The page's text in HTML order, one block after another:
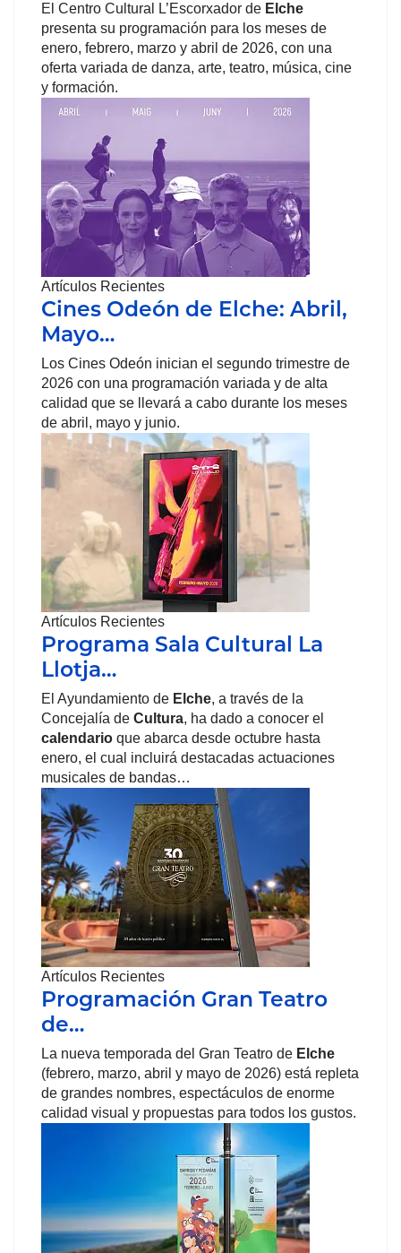
El Centro Cultural L’Escorxador de Elche
presenta su programación para los meses de
enero, febrero, marzo y abril de 2026, con una
oferta variada de danza, arte, teatro, música, cine
y formación.
Artículos Recientes
Cines Odeón de Elche: Abril,
Mayo…
Los Cines Odeón inician el segundo trimestre de
2026 con una programación variada y de alta
calidad que se llevará a cabo durante los meses
de abril, mayo y junio.
Artículos Recientes
Programa Sala Cultural La
Llotja…
El Ayundamiento de Elche, a través de la
Concejalía de Cultura, ha dado a conocer el
calendario que abarca desde octubre hasta
enero, el cual incluirá destacadas actuaciones
musicales de bandas…
Artículos Recientes
Programación Gran Teatro
de…
La nueva temporada del Gran Teatro de Elche
(febrero, marzo, abril y mayo de 2026) está repleta
de grandes nombres, espectáculos de enorme
calidad visual y propuestas para todos los gustos.